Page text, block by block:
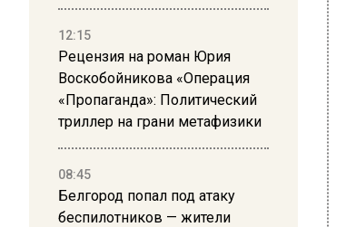
12:15
Рецензия на роман Юрия
Воскобойникова «Операция
«Пропаганда»: Политический
триллер на грани метафизики
08:45
Белгород попал под атаку
беспилотников — жители